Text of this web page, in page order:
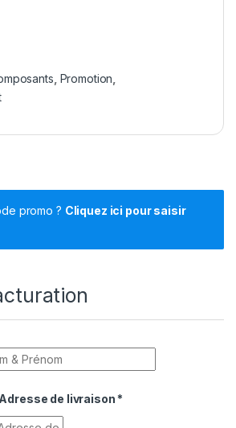
, Promotion,
promo ? Cliquez ici pour saisir
de livraison *